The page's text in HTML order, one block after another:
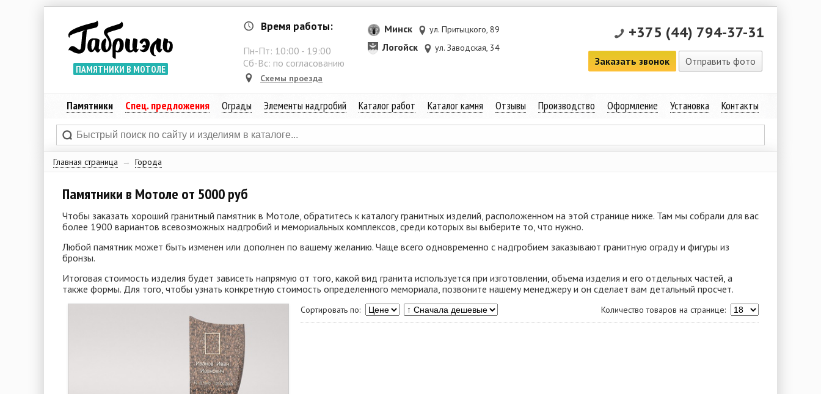
ПАМЯТНИКИ В МОТОЛЕ
Время работы:
Пн-Пт: 10:00 - 19:00
Сб-Вс: по согласованию
Схемы проезда
Минск ул. Притыцкого, 89
Логойск ул. Заводская, 34
+375 (44) 794-37-31
Заказать звонок Отправить фото
Памятники Спец. предложения Ограды Элементы надгробий Каталог работ Каталог камня Отзывы Производство Оформление Установка Контакты
Главная страница → Города
Памятники в Мотоле от 5000 руб
Чтобы заказать хороший гранитный памятник в Мотоле, обратитесь к каталогу гранитных изделий, расположенном на этой странице ниже. Там мы собрали для вас
более 1900 вариантов всевозможных надгробий и мемориальных комплексов, среди которых вы выберите то, что нужно.
Любой памятник может быть изменен или дополнен по вашему желанию. Чаще всего одновременно с надгробием заказывают гранитную ограду и фигуры из
бронзы.
Итоговая стоимость изделия будет зависеть напрямую от того, какой вид гранита используется при изготовлении, объема изделия и его отдельных частей, а
также формы. Для того, чтобы узнать конкретную стоимость определенного мемориала, позвоните нашему менеджеру и он сделает вам детальный просчет.
Сортировать по: Количество товаров на странице: